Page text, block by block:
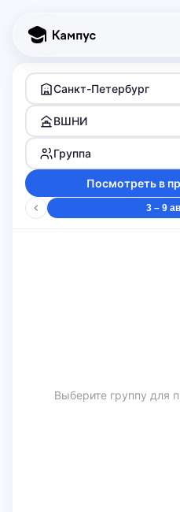
Санкт-Петербург
ВШНИ
Группа
Посмотреть в
3 – 9
Выберите группу для